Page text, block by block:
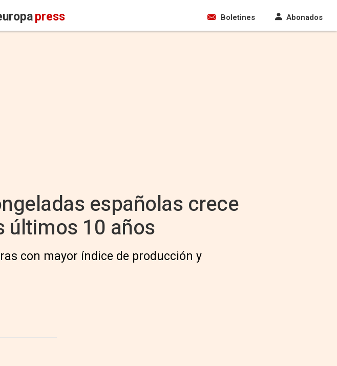
press Boletines Abonados
españolas crece
últimos 10 años
con mayor índice de producción y